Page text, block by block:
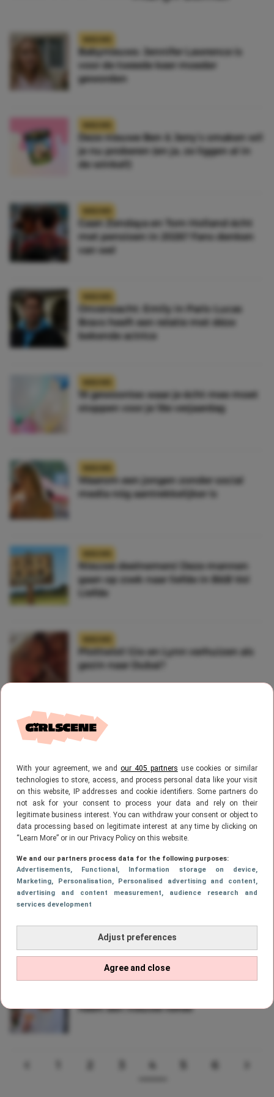
With your agreement, we andour 405 partners use cookies or similar
technologies to store, access, and process personal data like your visit
on this website, IP addresses and cookie identifiers. Some partners do
not ask for your consent to process your data and rely on their
legitimate business interest. You can withdraw your consent or object to
data processing based on legitimate interest at any time by clicking on
“Learn More” or in our Privacy Policy on this website.
We and our partners process data for the following purposes:
Advertisements, Functional, Information storage on device,
Marketing, Personalisation, Personalised advertising and content,
advertising and content measurement, audience research and
services development
Adjust preferences
Agree and close
Babynieuws: Jennifer Lawrence is
voor de tweede keer moeder
geworden
Deze nieuwe Ben & Jerry’s smaken wil
je nu proberen (en ja, ze liggen al in
de winkel!)
Gaan Zendaya en Tom Holland écht
met pensioen in 2026? Fans denken
van wel
Onverwacht: Emily in Paris-Lucas
Bravo heeft een relatie met déze
bekende actrice
18 gewoontes waar je écht mee moet
stoppen voor je 18e verjaardag
Waarom een jongen zonder social
media nóg aantrekkelijker is
Nieuwe deelnemers! Deze mannen
gaan op zoek naar liefde in B&B Vol
Liefde
Plottwist! Gio en Lynn verhuizen als
gezin naar Dubai?
NIEUWS
Shoe candy: deze samenwerking
NIEUWS
Spill the tea: Eloise van Oranje deelt
alles over haar liefdesleven in Open
NIEUWS
Gossip over Winter Vol Liefde-Mike:
hotelkamer’
NIEUWS
heeft een nieuwe liefde
PAGEPAGEPAGEPage
4 PAGEPAGE
6